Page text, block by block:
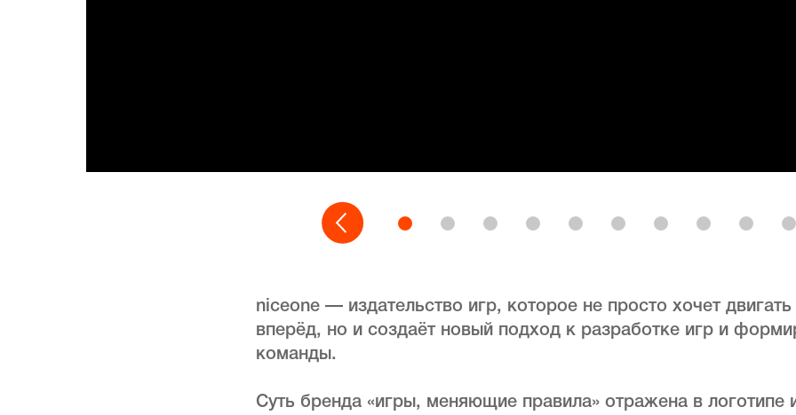
niceone — издательство игр, которое не просто хочет
вперёд, но и создаёт новый подход к разработке игр и
команды.
Суть бренда «игры, меняющие правила» отражена в логотипе